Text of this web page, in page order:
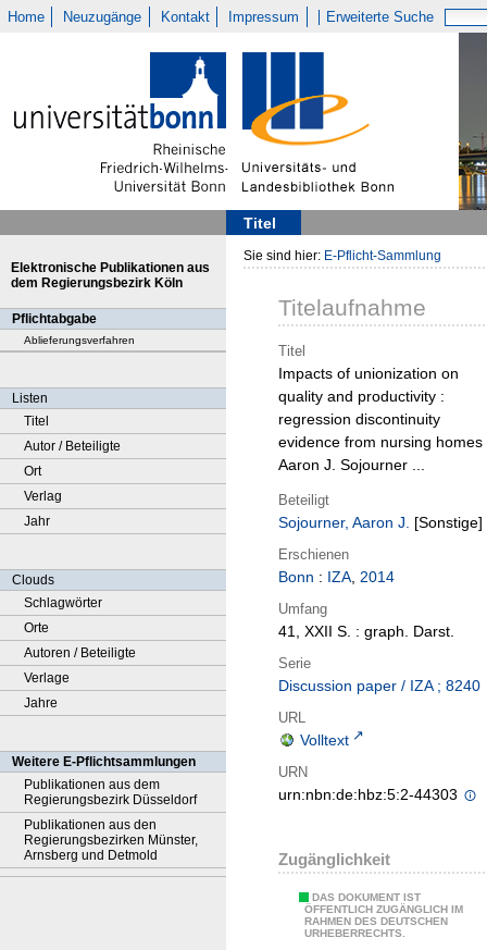
Home Neuzugänge Kontakt Impressum Erweiterte Suche
Titel
Elektronische Publikationen aus
dem Regierungsbezirk Köln
Pflichtabgabe
Ablieferungsverfahren
Listen
Titel
Autor / Beteiligte
Ort
Verlag
Jahr
Clouds
Schlagwörter
Orte
Autoren / Beteiligte
Verlage
Jahre
Weitere E-Pflichtsammlungen
Publikationen aus dem
Regierungsbezirk Düsseldorf
Publikationen aus den
Regierungsbezirken Münster,
Arnsberg und Detmold
Sie sind hier: E-Pflicht-Sammlung
Titelaufnahme
Titel
Impacts of unionization on
quality and productivity :
regression discontinuity
evidence from nursing homes
Aaron J. Sojourner ...
Beteiligt
Sojourner, Aaron J. [Sonstige]
Erschienen
Bonn : IZA, 2014
Umfang
41, XXII S. : graph. Darst.
Serie
Discussion paper / IZA ; 8240
URL
Volltext
URN
urn:nbn:de:hbz:5:2-44303
Zugänglichkeit
DAS DOKUMENT IST
ÖFFENTLICH ZUGÄNGLICH IM
RAHMEN DES DEUTSCHEN
URHEBERRECHTS.